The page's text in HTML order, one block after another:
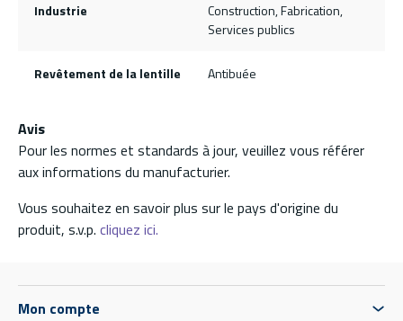
Industrie
Construction, Fabrication,
Services publics
Revêtement de la lentille Antibuée
Avis
Pour les normes et standards à jour, veuillez vous référer
aux informations du manufacturier.
Vous souhaitez en savoir plus sur le pays d'origine du
produit, s.v.p. cliquez ici.
Mon compte